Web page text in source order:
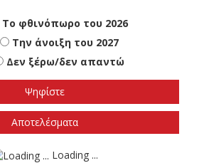
θα γίνουν οι εθνικές
Το φθινόπωρο του 2026
Την άνοιξη του 2027
Δεν ξέρω/δεν απαντώ